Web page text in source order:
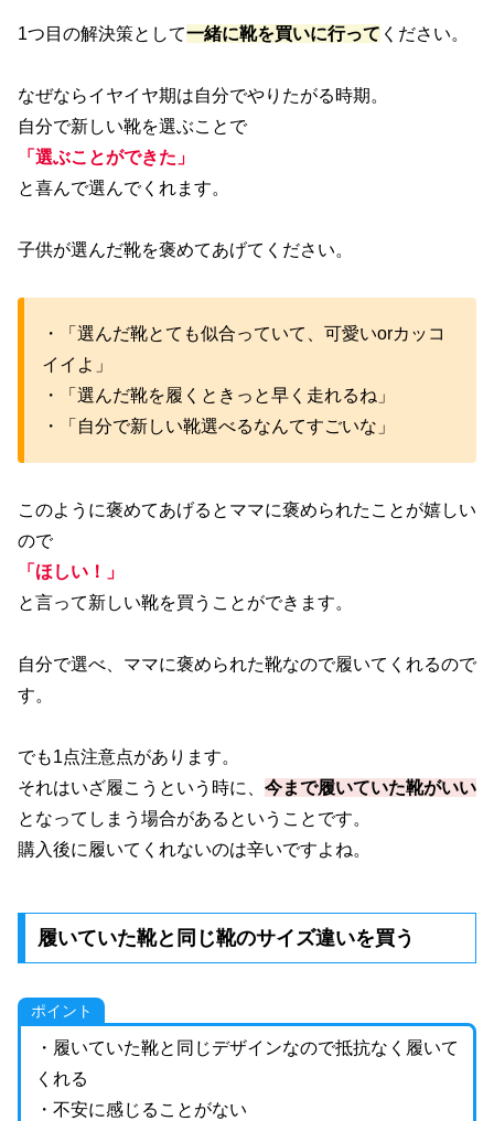
1つ目の解決策として一緒に靴を買いに行って ください。
なぜならイヤイヤ期は自分でやりたがる時期。
自分で新しい靴を選ぶことで
「選ぶことができた」
と喜んで選んでくれます。
子供が選んだ靴を褒めてあげてください。
・「選んだ靴とても似合っていて、可愛いorカッコ
イイよ」
・「選んだ靴を履くときっと早く走れるね」
・「自分で新しい靴選べるなんてすごいな」
このように褒めてあげるとママに褒められたことが嬉しい
ので
「ほしい！」
と言って新しい靴を買うことができます。
自分で選べ、ママに褒められた靴なので履いてくれるので
す。
でも1点注意点があります。
それはいざ履こうという時に、 今まで履いていた靴がいい
となってしまう場合があるということです。
購入後に履いてくれないのは辛いですよね。
履いていた靴と同じ靴のサイズ違いを買う
ポイント
・履いていた靴と同じデザインなので抵抗なく履いて
くれる
・不安に感じることがない